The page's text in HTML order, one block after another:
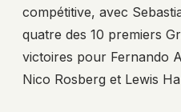
compétitive, avec
quatre des 10 premiers
victoires pour Fernando
Nico Rosberg et Lewis